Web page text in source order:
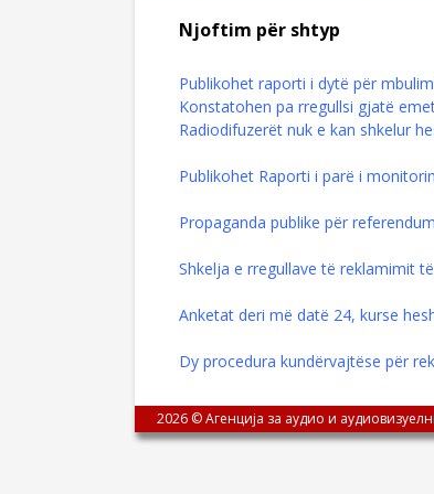
Njoftim për shtyp
Publikohet raporti i dytë për
Konstatohen pa rregullsi gjatë
Radiodifuzerët nuk e kan shkelur
Publikohet Raporti i parë i
Propaganda publike për
Shkelja e rregullave të reklamimit
Anketat deri më datë 24, kurse
Dy procedura kundërvajtëse për
2026 © Агенција за аудио и